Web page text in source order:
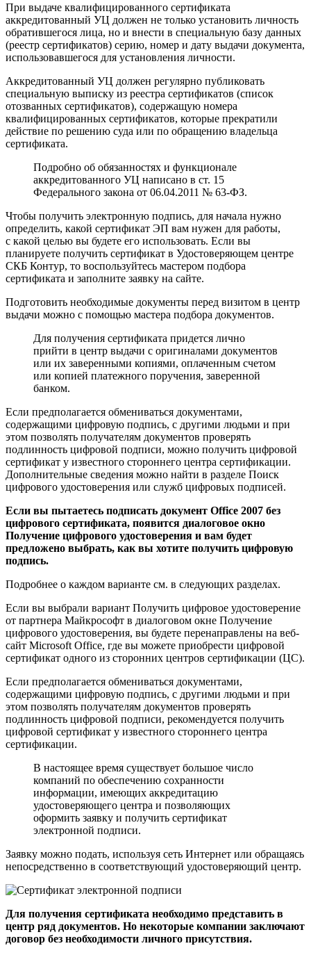
При выдаче квалифицированного сертификата
аккредитованный УЦ должен не только установить личность
обратившегося лица, но и внести в специальную базу данных
(реестр сертификатов) серию, номер и дату выдачи документа,
использовавшегося для установления личности.
Аккредитованный УЦ должен регулярно публиковать
специальную выписку из реестра сертификатов (список
отозванных сертификатов), содержащую номера
квалифицированных сертификатов, которые прекратили
действие по решению суда или по обращению владельца
сертификата.
Подробно об обязанностях и функционале
аккредитованного УЦ написано в ст. 15
Федерального закона от 06.04.2011 № 63-ФЗ.
Чтобы получить электронную подпись, для начала нужно
определить, какой сертификат ЭП вам нужен для работы,
с какой целью вы будете его использовать. Если вы
планируете получить сертификат в Удостоверяющем центре
СКБ Контур, то воспользуйтесь мастером подбора
сертификата и заполните заявку на сайте.
Подготовить необходимые документы перед визитом в центр
выдачи можно с помощью мастера подбора документов.
Для получения сертификата придется лично
прийти в центр выдачи с оригиналами документов
или их заверенными копиями, оплаченным счетом
или копией платежного поручения, заверенной
банком.
Если предполагается обмениваться документами,
содержащими цифровую подпись, с другими людьми и при
этом позволять получателям документов проверять
подлинность цифровой подписи, можно получить цифровой
сертификат у известного стороннего центра сертификации.
Дополнительные сведения можно найти в разделе Поиск
цифрового удостоверения или служб цифровых подписей.
Если вы пытаетесь подписать документ Office 2007 без
цифрового сертификата, появится диалоговое окно
Получение цифрового удостоверения и вам будет
предложено выбрать, как вы хотите получить цифровую
подпись.
Подробнее о каждом варианте см. в следующих разделах.
Если вы выбрали вариант Получить цифровое удостоверение
от партнера Майкрософт в диалоговом окне Получение
цифрового удостоверения, вы будете перенаправлены на веб-
сайт Microsoft Office, где вы можете приобрести цифровой
сертификат одного из сторонних центров сертификации (ЦС).
Если предполагается обмениваться документами,
содержащими цифровую подпись, с другими людьми и при
этом позволять получателям документов проверять
подлинность цифровой подписи, рекомендуется получить
цифровой сертификат у известного стороннего центра
сертификации.
В настоящее время существует большое число
компаний по обеспечению сохранности
информации, имеющих аккредитацию
удостоверяющего центра и позволяющих
оформить заявку и получить сертификат
электронной подписи.
Заявку можно подать, используя сеть Интернет или обращаясь
непосредственно в соответствующий удостоверяющий центр.
Для получения сертификата необходимо представить в
центр ряд документов. Но некоторые компании заключают
договор без необходимости личного присутствия.